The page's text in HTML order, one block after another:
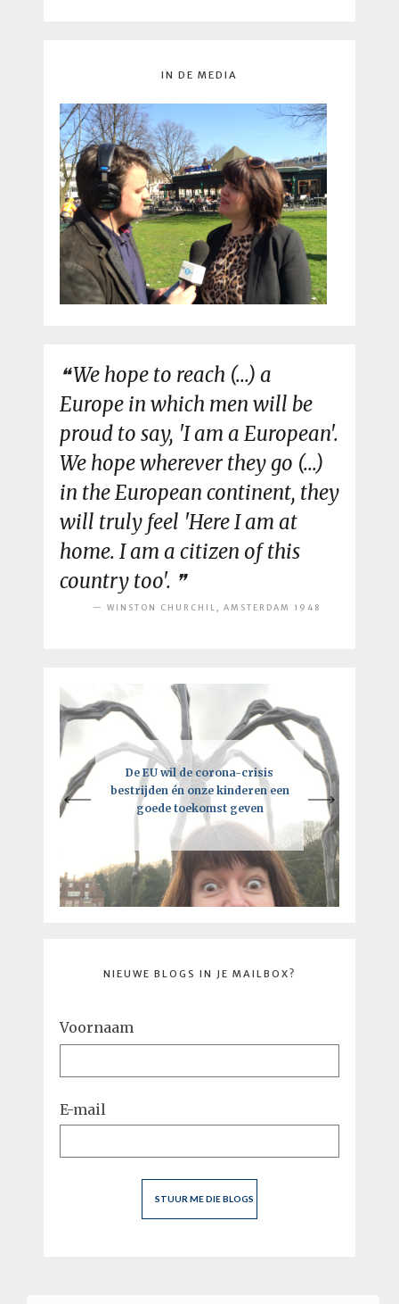
IN DE MEDIA
We hope to reach (...) a
Europe in which men will be
proud to say, 'I am a European'.
We hope wherever they go (...)
in the European continent, they
will truly feel 'Here I am at
home. I am a citizen of this
country too'.
WINSTON CHURCHIL, AMSTERDAM 1948
De EU wil de corona-crisis
bestrijden én onze kinderen een
goede toekomst geven
Een intelligente lockdown: hoe
deze crisis tot een kick-ass
toekomst kan leiden
Je moet vooral de regels breken,
maar niet als je de EU bent
NIEUWE BLOGS IN JE MAILBOX?
Voornaam
E-mail